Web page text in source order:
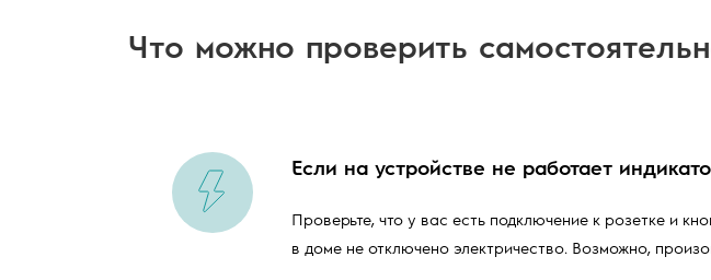
Что можно проверить
Если на устройстве не работает
Проверьте, что у вас есть подключение к розетке и
в доме не отключено электричество. Возможно,